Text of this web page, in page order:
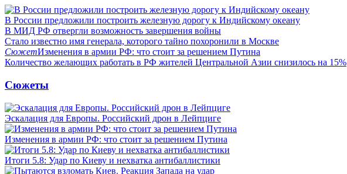
В России предложили построить железную дорогу к Индийскому океану
В МИД РФ отвергли возможность завершения войны
Стало известно имя генерала, которого тайно похоронили в Москве
СюжетИзменения в армии РФ: что стоит за решением Путина
Количество желающих работать в РФ жителей Центральной Азии снизилось на 15%
Сюжеты
Эскалация для Европы. Российский дрон в Лейпциге
Изменения в армии РФ: что стоит за решением Путина
Итоги 5.8: Удар по Киеву и нехватка антибаллистики